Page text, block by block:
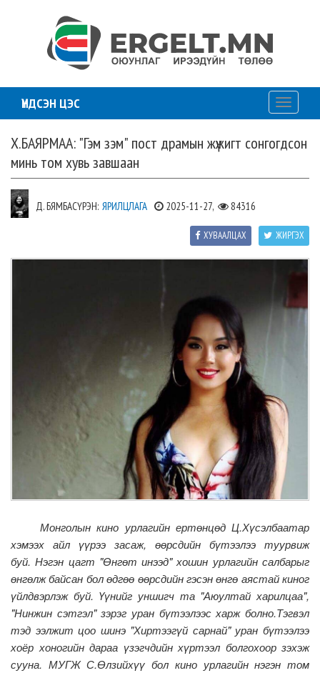
ҮНДСЭН ЦЭС
Toggle
Х.БАЯРМАА: "Гэм зэм" пост драмын жүжигт сонгогдсон
минь том хувь завшаан
Д. БЯМБАСҮРЭН: ЯРИЛЦЛАГА 2025-11-27, 84316
ЖИРГЭХ
ХУВААЛЦАХ
Монголын кино урлагийн ертөнцөд Ц.Хүсэлбаатар
хэмээх айл үүрээ засаж, өөрсдийн бүтээлээ туурвиж
буй.Нэгэн цагт "Өнгөт инээд" хошин урлагийн салбарыг
өнгөлж байсан бол өдгөө өөрсдийн гэсэн өнгө аястай киног
үйлдвэрлэж буй. Үүнийг уншигч та "Аюултай харилцаа",
"Нинжин сэтгэл" зэрэг уран бүтээлээс харж болно.Тэгвэл
тэд ээлжит цоо шинэ "Хиртээгүй сарнай" уран бүтээлээ
хоёр хоногийн дараа үзэгчдийн хүртээл болгохоор зэхэж
сууна. МУГЖ С.Өлзийхүү бол кино урлагийн нэгэн том